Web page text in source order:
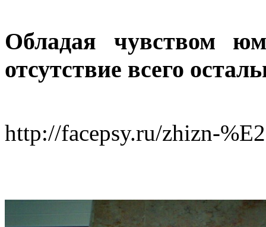
Обладая чувством
отсутствие всего
http://facepsy.ru/zhizn-